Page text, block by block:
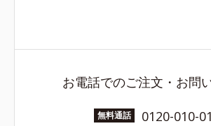
お電話でのご注文・お問
無料通話 0120-010-